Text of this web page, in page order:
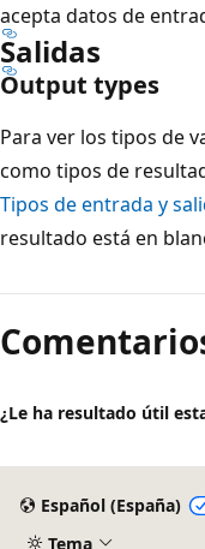
acepta datos de
Salidas
Output types
Para ver los tipos de
como tipos de
Tipos de entrada y
resultado está en
¿Le ha resultado útil
Español (España)
Tema